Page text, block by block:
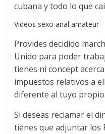
cubana y todo lo que
Videos sexo anal amateur
Provides decidido
Unido para poder
tienes ni concept
impuestos relativos a
diferente al tuyo propio.
Si deseas reclamar el
tienes que adjuntar los